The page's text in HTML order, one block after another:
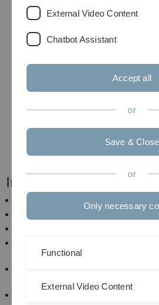
am RKU
Stellvertreter Sprecher: Prof. Dr.
Weishaupt
Oberarzt der Neurologischen
Oberarzt der Neurologischen
Institutionelle
Division of Neurophysiology der
Experimentelle Chirurgie der
Schmerztherapie des RKU
Ulm in Günzburg
External Video Content
Chatbot Assistant
Accept all
or
Save & Close
or
Only necessary
Functional
External Video Content